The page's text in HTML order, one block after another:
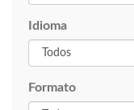
Idioma
Formato